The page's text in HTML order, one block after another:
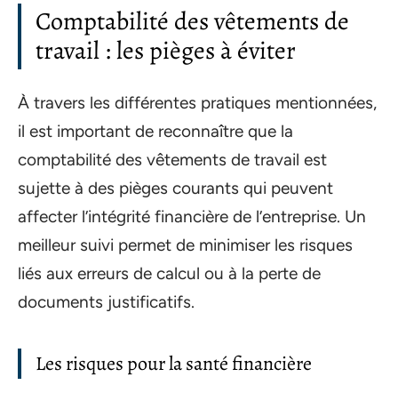
Comptabilité des vêtements de
travail : les pièges à éviter
À travers les différentes pratiques mentionnées,
il est important de reconnaître que la
comptabilité des vêtements de travail est
sujette à des pièges courants qui peuvent
affecter l’intégrité financière de l’entreprise. Un
meilleur suivi permet de minimiser les risques
liés aux erreurs de calcul ou à la perte de
documents justificatifs.
Les risques pour la santé financière